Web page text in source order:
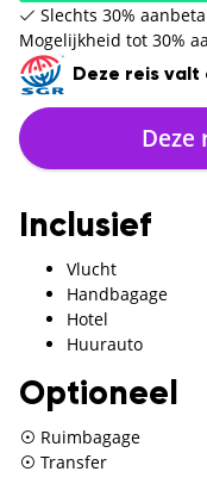
Slechts 30%
Mogelijkheid tot 30%
Deze reis valt
Deze
Inclusief
Vlucht
Handbagage
Hotel
Huurauto
Optioneel
Ruimbagage
Transfer